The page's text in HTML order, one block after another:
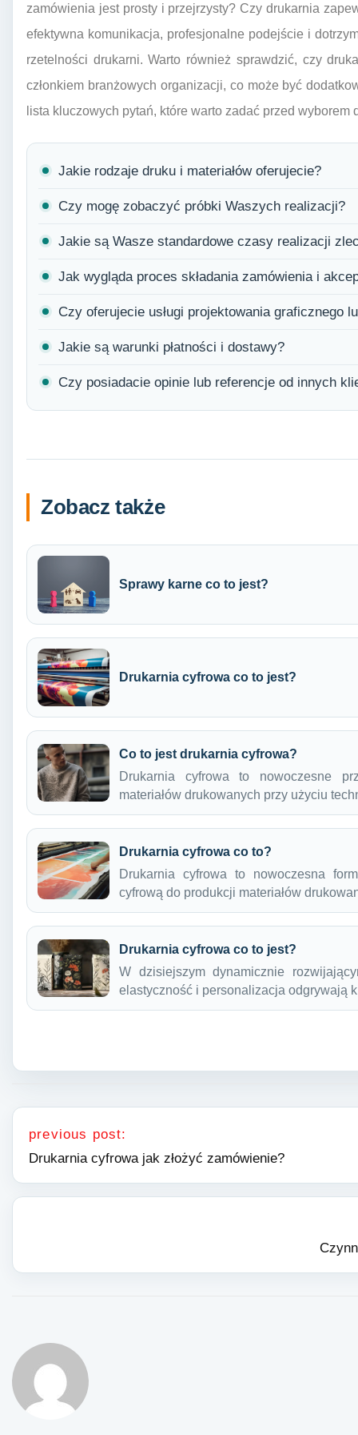
zamówienia jest prosty i przejrzysty? Czy drukarnia
efektywna komunikacja, profesjonalne podejście i
rzetelności drukarni. Warto również sprawdzić, czy
członkiem branżowych organizacji, co może być
lista kluczowych pytań, które warto zadać przed wyborem
Jakie rodzaje druku i materiałów oferujecie?
Czy mogę zobaczyć próbki Waszych realizacji?
Jakie są Wasze standardowe czasy realizacji
Jak wygląda proces składania zamówienia i
Czy oferujecie usługi projektowania graficznego
Jakie są warunki płatności i dostawy?
Czy posiadacie opinie lub referencje od innych
Zobacz także
Sprawy karne co to jest?
Drukarnia cyfrowa co to jest?
Co to jest drukarnia cyfrowa?
Drukarnia cyfrowa to nowoczesne
materiałów drukowanych przy użyciu
Drukarnia cyfrowa co to?
Drukarnia cyfrowa to nowoczesna
cyfrową do produkcji materiałów
Drukarnia cyfrowa co to jest?
W dzisiejszym dynamicznie
elastyczność i personalizacja odgrywają
Nawigacja wpisu
previous post:
Drukarnia cyfrowa jak złożyć zamówienie?